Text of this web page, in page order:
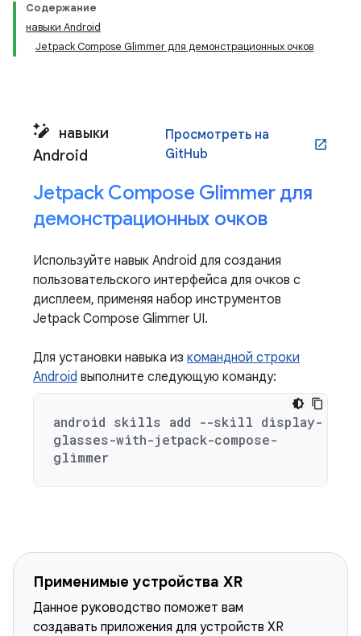
Содержание
навыки Android
Jetpack Compose Glimmer для демонстрационных очков
навыки
Android
Просмотреть на
GitHub
open_in_new
Jetpack Compose Glimmer для
демонстрационных очков
Используйте навык Android для создания
пользовательского интерфейса для очков с
дисплеем, применяя набор инструментов
Jetpack Compose Glimmer UI.
Для установки навыка из командной строки
Android выполните следующую команду:
android skills add --skill display-
glasses-with-jetpack-compose-
glimmer
Применимые устройства XR
Данное руководство поможет вам
создавать приложения для устройств XR